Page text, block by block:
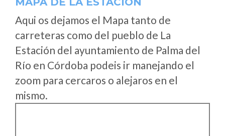
Aqui os dejamos el Mapa tanto de
carreteras como del pueblo de La
Estación del ayuntamiento de Palma del
Río en Córdoba podeis ir manejando el
zoom para cercaros o alejaros en el
mismo.